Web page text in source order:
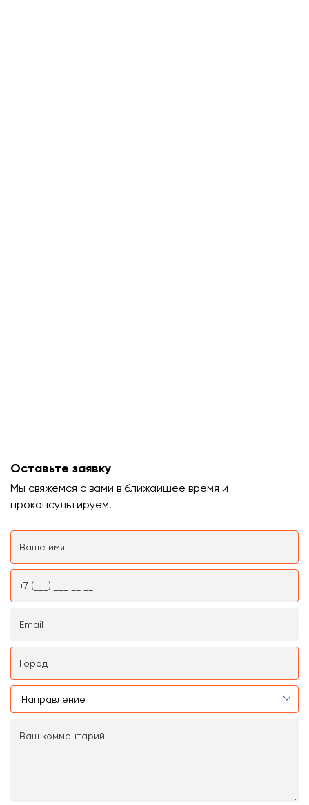
Оставьте заявку
Мы свяжемся с вами в ближайшее время и
проконсультируем.